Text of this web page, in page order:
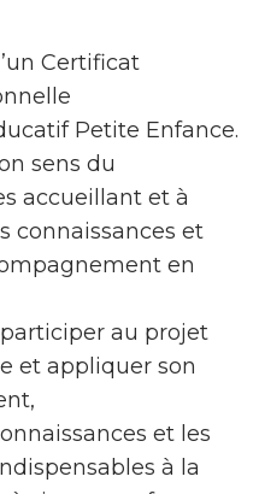
Certificat
Petite Enfance.
sens du
accueillant et à
connaissances et
en
au projet
et appliquer son
et les
à la